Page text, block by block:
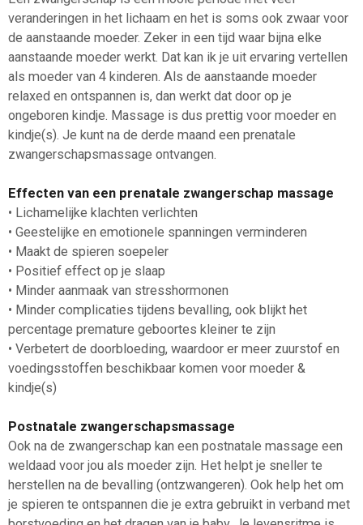
veranderingen in het lichaam en het is soms ook zwaar voor
de aanstaande moeder. Zeker in een tijd waar bijna elke
aanstaande moeder werkt. Dat kan ik je uit ervaring vertellen
als moeder van 4 kinderen. Als de aanstaande moeder
relaxed en ontspannen is, dan werkt dat door op je
ongeboren kindje. Massage is dus prettig voor moeder en
kindje(s). Je kunt na de derde maand een prenatale
zwangerschapsmassage ontvangen.
Effecten van een prenatale zwangerschap massage
• Lichamelijke klachten verlichten
• Geestelijke en emotionele spanningen verminderen
• Maakt de spieren soepeler
• Positief effect op je slaap
• Minder aanmaak van stresshormonen
• Minder complicaties tijdens bevalling, ook blijkt het
percentage premature geboortes kleiner te zijn
• Verbetert de doorbloeding, waardoor er meer zuurstof en
voedingsstoffen beschikbaar komen voor moeder &
kindje(s)
Postnatale zwangerschapsmassage
Ook na de zwangerschap kan een postnatale massage een
weldaad voor jou als moeder zijn. Het helpt je sneller te
herstellen na de bevalling (ontzwangeren). Ook help het om
je spieren te ontspannen die je extra gebruikt in verband met